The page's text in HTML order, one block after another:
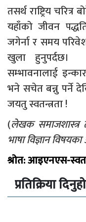
तसर्थ राष्ट्रिय
यहाँको जीवन
जगेर्ना र समय
खुला हुनुपर्दछ।
सम्भावनालाई इन्कार
भने सचेत बन्नु पर्ने
जयतु स्वतन्त्रता !
(लेखक समाजशास्त्र
भाषा विज्ञान
श्रोत: आइएनएस-
प्रतिक्रिया